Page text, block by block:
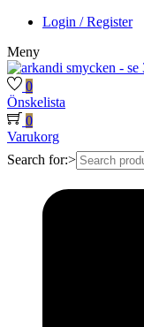
Login / Register
Meny
0
Önskelista
0
Varukorg
Search for:>